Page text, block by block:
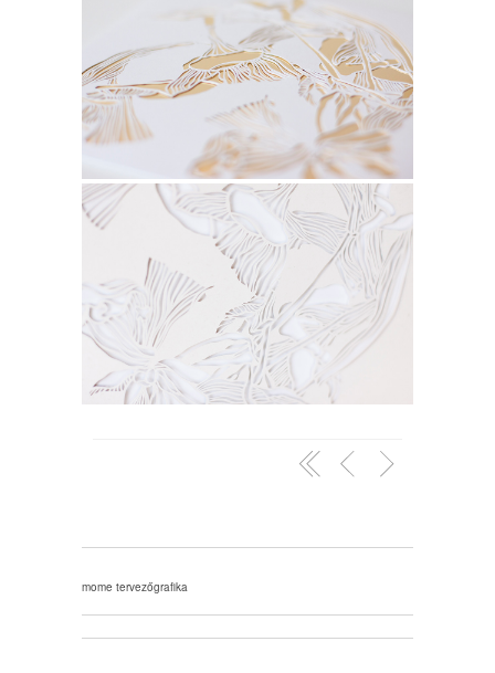
mome tervezőgrafika